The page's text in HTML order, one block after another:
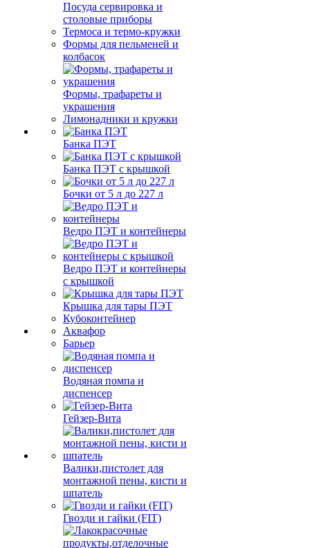
Посуда сервировка и
столовые приборы
Термоса и термо-кружки
Формы для пельменей и
колбасок
Формы, трафареты и
украшения
Лимонадники и кружки
Банка ПЭТ
Банка ПЭТ с крышкой
Бочки от 5 л до 227 л
Ведро ПЭТ и контейнеры
Ведро ПЭТ и контейнеры
с крышкой
Крышка для тары ПЭТ
Кубоконтейнер
Аквафор
Барьер
Водяная помпа и
диспенсер
Гейзер-Вита
Валики,пистолет для
монтажной пены, кисти и
шпатель
Гвозди и гайки (FIT)